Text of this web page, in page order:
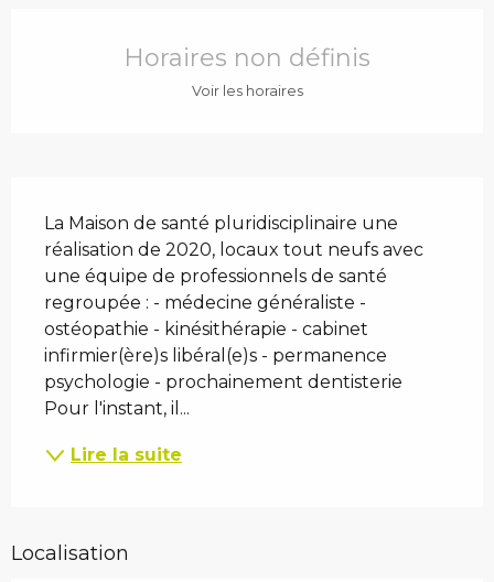
Horaires non définis
Voir les horaires
La Maison de santé pluridisciplinaire une
réalisation de 2020, locaux tout neufs avec
une équipe de professionnels de santé
regroupée : - médecine généraliste -
ostéopathie - kinésithérapie - cabinet
infirmier(ère)s libéral(e)s - permanence
psychologie - prochainement dentisterie
Pour l'instant, il...
Lire la suite
Localisation